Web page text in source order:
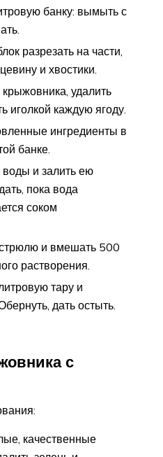
банку: вымыть с
разрезать на части,
и хвостики.
удалить
иголкой каждую ягоду.
ингредиенты в
банке.
воды и залить ею
пока вода
соком
и вмешать 500
растворения.
тару и
дать остыть.
с
качественные